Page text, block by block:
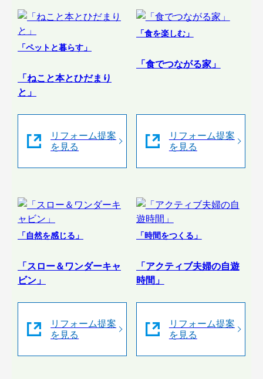
「ペットと暮らす」
「ねこと本とひだまり
と」
リフォーム提案
を見る
「食を楽しむ」
「食でつながる家」
リフォーム提案
を見る
「自然を感じる」
「スロー＆ワンダーキャ
ビン」
リフォーム提案
を見る
「時間をつくる」
「アクティブ夫婦の自遊
時間」
リフォーム提案
を見る